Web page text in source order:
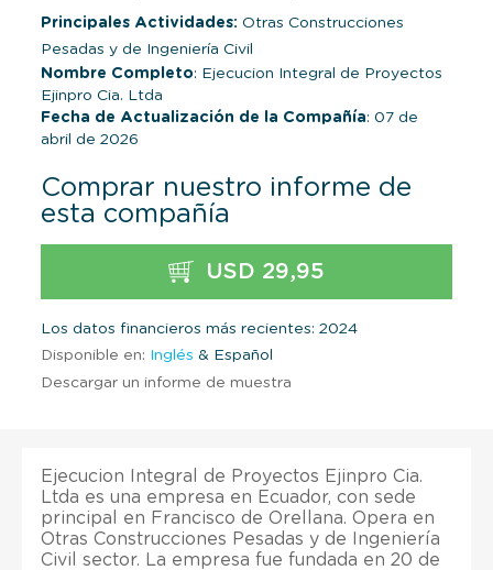
Principales Actividades: Otras Construcciones
Pesadas y de Ingeniería Civil
Nombre Completo: Ejecucion Integral de Proyectos
Ejinpro Cia. Ltda
Fecha de Actualización de la Compañía: 07 de
abril de 2026
Comprar nuestro informe de
esta compañía
USD 29,95
Los datos financieros más recientes: 2024
Disponible en: Inglés & Español
Descargar un informe de muestra
Ejecucion Integral de Proyectos Ejinpro Cia.
Ltda es una empresa en Ecuador, con sede
principal en Francisco de Orellana. Opera en
Otras Construcciones Pesadas y de Ingeniería
Civil sector. La empresa fue fundada en 20 de